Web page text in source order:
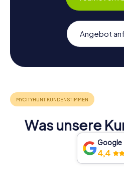
Angebot
Was unsere
Google
4,4